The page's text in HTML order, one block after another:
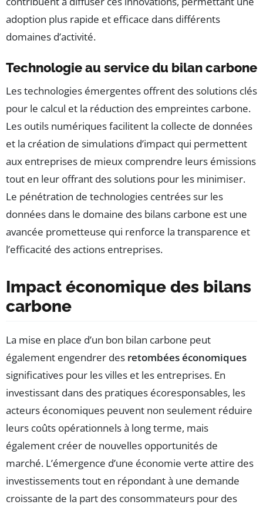
adoption plus rapide et efficace dans différents
domaines d’activité.
Technologie au service du bilan carbone
Les technologies émergentes offrent des solutions clés
pour le calcul et la réduction des empreintes carbone.
Les outils numériques facilitent la collecte de données
et la création de simulations d’impact qui permettent
aux entreprises de mieux comprendre leurs émissions
tout en leur offrant des solutions pour les minimiser.
Le pénétration de technologies centrées sur les
données dans le domaine des bilans carbone est une
avancée prometteuse qui renforce la transparence et
l’efficacité des actions entreprises.
Impact économique des bilans
carbone
La mise en place d’un bon bilan carbone peut
également engendrer des retombées économiques
significatives pour les villes et les entreprises. En
investissant dans des pratiques écoresponsables, les
acteurs économiques peuvent non seulement réduire
leurs coûts opérationnels à long terme, mais
également créer de nouvelles opportunités de
marché. L’émergence d’une économie verte attire des
investissements tout en répondant à une demande
croissante de la part des consommateurs pour des